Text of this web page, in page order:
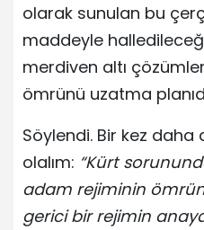
olarak sunulan bu
maddeyle
merdiven altı
ömrünü uzatma
Söylendi. Bir kez daha
olalım: “Kürt
adam rejiminin
gerici bir rejimin